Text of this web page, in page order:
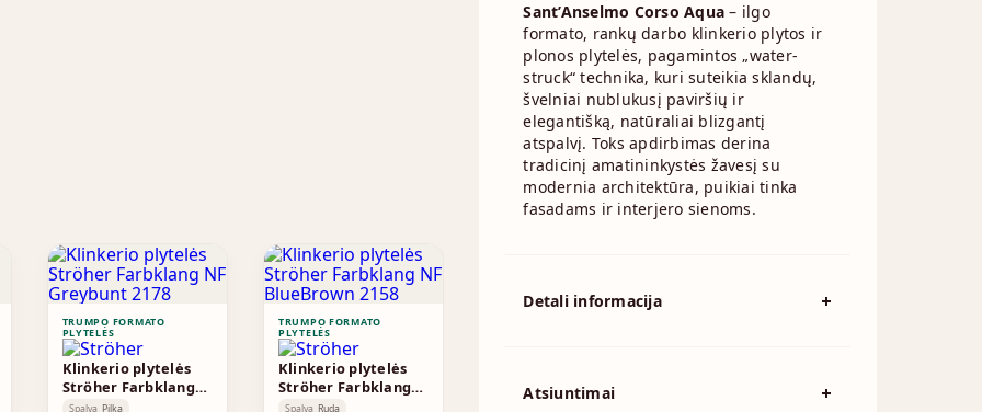
Sant’Anselmo Corso Aqua – ilgo
formato, rankų darbo klinkerio plytos ir
plonos plytelės, pagamintos „water-
struck“ technika, kuri suteikia sklandų,
švelniai nublukusį paviršių ir
elegantišką, natūraliai blizgantį
atspalvį. Toks apdirbimas derina
tradicinį amatininkystės žavesį su
modernia architektūra, puikiai tinka
fasadams ir interjero sienoms.
Detali informacija
Atsiuntimai
TRUMPO FORMATO
PLYTELĖS
Klinkerio plytelės
Ströher Farbklang
NF Greybunt 2178
Spalva Pilka
TRUMPO FORMATO
PLYTELĖS
Klinkerio plytelės
Ströher Farbklang
NF BlueBrown 2158
Spalva Ruda